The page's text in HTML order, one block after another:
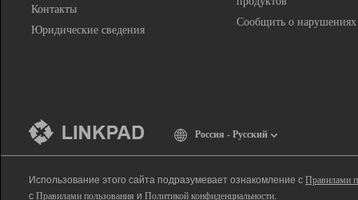
Контакты
Юридические сведения
Сообщить о нарушениях
Россия - Русский
Использование этого сайта подразумевает ознакомление с Правилами
с Правилами пользования и Политикой конфиденциальности.